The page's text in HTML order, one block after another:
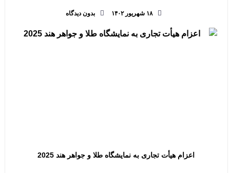
۱۸ شهریور ۱۴۰۲ بدون دیدگاه
اعزام هیأت تجاری به نمایشگاه طلا و جواهر هند 2025